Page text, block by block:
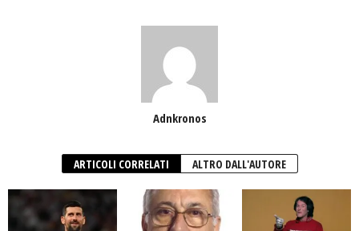
Adnkronos
ARTICOLI CORRELATI ALTRO DALL'AUTORE